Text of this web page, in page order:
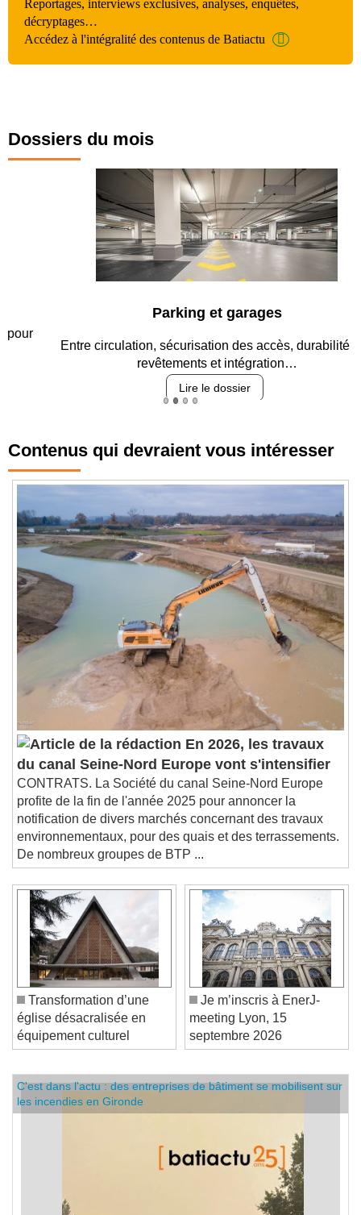
Reportages, interviews exclusives, analyses, enquêtes,
décryptages…
Accédez à l'intégralité des contenus de Batiactu
Dossiers du mois
Parking et garages
Entre circulation, sécurisation des accès, durabilité des
revêtements et intégration…
Lire le dossier
Contenus qui devraient vous intéresser
En 2026, les travaux
du canal Seine-Nord Europe vont s'intensifier
CONTRATS. La Société du canal Seine-Nord Europe
profite de la fin de l'année 2025 pour annoncer la
notification de divers marchés concernant des travaux
environnementaux, pour des quais et des terrassements.
De nombreux groupes de BTP ...
Transformation d’une
église désacralisée en
équipement culturel
Je m’inscris à EnerJ-
meeting Lyon, 15
septembre 2026
C'est dans l'actu : des entreprises de bâtiment se mobilisent sur
les incendies en Gironde